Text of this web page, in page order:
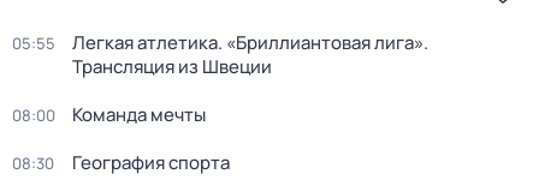
05:55
Легкая атлетика. «Бриллиантовая лига».
Трансляция из Швеции
08:00 Команда мечты
08:30 География спорта